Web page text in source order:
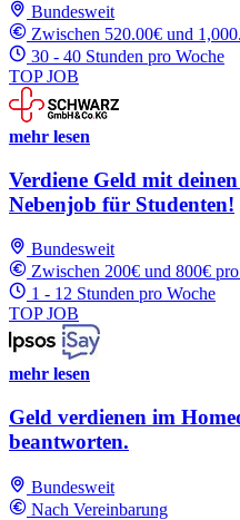
Bundesweit
Zwischen 520.00€ und
30 - 40 Stunden pro Woche
TOP JOB
mehr lesen
Verdiene Geld mit
Nebenjob für Studenten!
Bundesweit
Zwischen 200€ und 800€
1 - 12 Stunden pro Woche
TOP JOB
mehr lesen
Geld verdienen im
beantworten.
Bundesweit
Nach Vereinbarung